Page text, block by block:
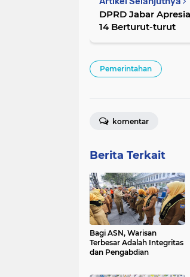
DPRD Jabar
14 Berturut-turut
Pemerintahan
komentar
Berita Terkait
Bagi ASN, Warisan
Terbesar Adalah Integritas
dan Pengabdian